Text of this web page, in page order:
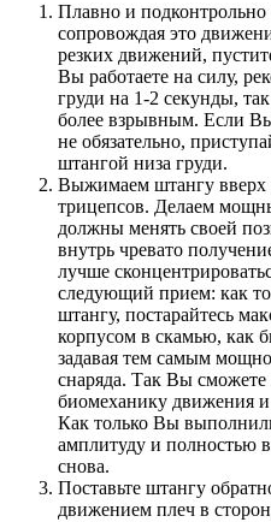
Плавно и
сопровождая это
резких движений,
Вы работаете на силу,
груди на 1-2 секунды,
более взрывным. Если Вы
не обязательно,
штангой низа груди.
Выжимаем штангу
трицепсов. Делаем
должны менять своей
внутрь чревато
лучше
следующий прием: как
штангу, постарайтесь
корпусом в скамью, как
задавая тем самым
снаряда. Так Вы сможете
биомеханику движения
Как только Вы
амплитуду и полностью
снова.
Поставьте штангу
движением плеч в